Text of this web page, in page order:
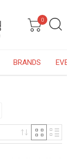
0
BRANDS